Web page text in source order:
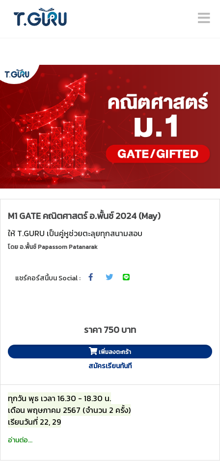
M1 GATE คณิตศาสตร์ อ.พั้นช์ 2024 (May)
ให้ T.GURU เป็นคู่หูช่วยตะลุยทุกสนามสอบ
โดยอ.พั้นช์ Papassorn Patanarak
แชร์คอร์สนี้บน Social :
ราคา 750 บาท
เพิ่มลงตะกร้า
สมัครเรียนทันที
ทุกวัน พุธ เวลา 16.30 - 18.30 น.
เดือน พฤษภาคม 2567 (จำนวน 2 ครั้ง)
เรียนวันที่ 22, 29
อ่านต่อ...